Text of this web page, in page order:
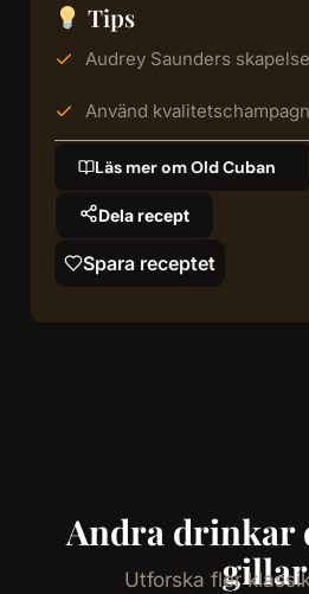
Tips
Audrey Saunders
Använd
Läs mer om Old Cuban
Dela recept
Spara receptet
Andra drinkar
gillar
Utforska fler